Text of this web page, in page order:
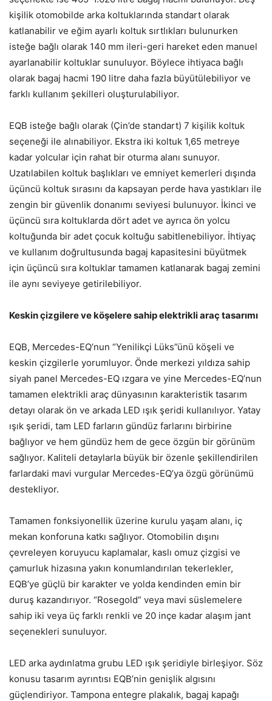
kişilik otomobilde arka koltuklarında standart olarak
katlanabilir ve eğim ayarlı koltuk sırtlıkları bulunurken
isteğe bağlı olarak 140 mm ileri-geri hareket eden manuel
ayarlanabilir koltuklar sunuluyor. Böylece ihtiyaca bağlı
olarak bagaj hacmi 190 litre daha fazla büyütülebiliyor ve
farklı kullanım şekilleri oluşturulabiliyor.
EQB isteğe bağlı olarak (Çin’de standart) 7 kişilik koltuk
seçeneği ile alınabiliyor. Ekstra iki koltuk 1,65 metreye
kadar yolcular için rahat bir oturma alanı sunuyor.
Uzatılabilen koltuk başlıkları ve emniyet kemerleri dışında
üçüncü koltuk sırasını da kapsayan perde hava yastıkları ile
zengin bir güvenlik donanımı seviyesi bulunuyor. İkinci ve
üçüncü sıra koltuklarda dört adet ve ayrıca ön yolcu
koltuğunda bir adet çocuk koltuğu sabitlenebiliyor. İhtiyaç
ve kullanım doğrultusunda bagaj kapasitesini büyütmek
için üçüncü sıra koltuklar tamamen katlanarak bagaj zemini
ile aynı seviyeye getirilebiliyor.
Keskin çizgilere ve köşelere sahip elektrikli araç tasarımı
EQB, Mercedes-EQ’nun “Yenilikçi Lüks”ünü köşeli ve
keskin çizgilerle yorumluyor. Önde merkezi yıldıza sahip
siyah panel Mercedes-EQ ızgara ve yine Mercedes-EQ’nun
tamamen elektrikli araç dünyasının karakteristik tasarım
detayı olarak ön ve arkada LED ışık şeridi kullanılıyor. Yatay
ışık şeridi, tam LED farların gündüz farlarını birbirine
bağlıyor ve hem gündüz hem de gece özgün bir görünüm
sağlıyor. Kaliteli detaylarla büyük bir özenle şekillendirilen
farlardaki mavi vurgular Mercedes-EQ’ya özgü görünümü
destekliyor.
Tamamen fonksiyonellik üzerine kurulu yaşam alanı, iç
mekan konforuna katkı sağlıyor. Otomobilin dışını
çevreleyen koruyucu kaplamalar, kaslı omuz çizgisi ve
çamurluk hizasına yakın konumlandırılan tekerlekler,
EQB’ye güçlü bir karakter ve yolda kendinden emin bir
duruş kazandırıyor. “Rosegold” veya mavi süslemelere
sahip iki veya üç farklı renkli ve 20 inçe kadar alaşım jant
seçenekleri sunuluyor.
LED arka aydınlatma grubu LED ışık şeridiyle birleşiyor. Söz
konusu tasarım ayrıntısı EQB’nin genişlik algısını
güçlendiriyor. Tampona entegre plakalık, bagaj kapağı